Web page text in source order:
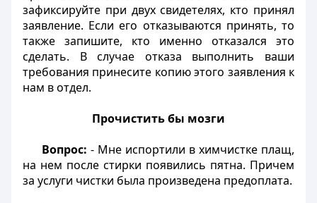
зафиксируйте при двух свидетелях, кто принял
заявление. Если его отказываются принять, то
также запишите, кто именно отказался это
сделать. В случае отказа выполнить ваши
требования принесите копию этого заявления к
нам в отдел.
Прочистить бы мозги
Вопрос: - Мне испортили в химчистке плащ,
на нем после стирки появились пятна. Причем
за услуги чистки была произведена предоплата.